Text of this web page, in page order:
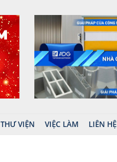
THƯ VIỆN VIỆC LÀM LIÊN HỆ